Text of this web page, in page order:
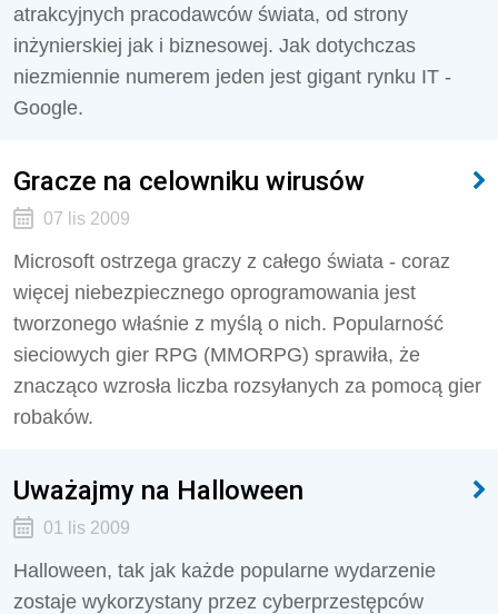
atrakcyjnych pracodawców świata, od strony
inżynierskiej jak i biznesowej. Jak dotychczas
niezmiennie numerem jeden jest gigant rynku IT -
Google.
Gracze na celowniku wirusów
07 lis 2009
Microsoft ostrzega graczy z całego świata - coraz
więcej niebezpiecznego oprogramowania jest
tworzonego właśnie z myślą o nich. Popularność
sieciowych gier RPG (MMORPG) sprawiła, że
znacząco wzrosła liczba rozsyłanych za pomocą gier
robaków.
Uważajmy na Halloween
01 lis 2009
Halloween, tak jak każde popularne wydarzenie
zostaje wykorzystany przez cyberprzestępców